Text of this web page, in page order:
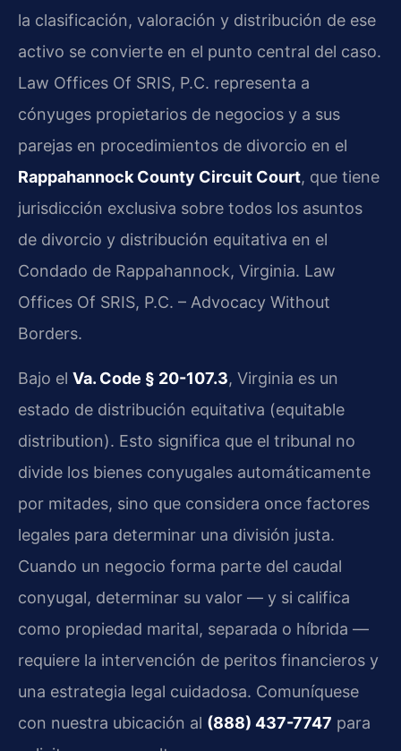
la clasificación, valoración y distribución de ese
activo se convierte en el punto central del caso.
Law Offices Of SRIS, P.C. representa a
cónyuges propietarios de negocios y a sus
parejas en procedimientos de divorcio en el
Rappahannock County Circuit Court, que tiene
jurisdicción exclusiva sobre todos los asuntos
de divorcio y distribución equitativa en el
Condado de Rappahannock, Virginia. Law
Offices Of SRIS, P.C. – Advocacy Without
Borders.
Bajo el Va. Code § 20-107.3, Virginia es un
estado de distribución equitativa (equitable
distribution). Esto significa que el tribunal no
divide los bienes conyugales automáticamente
por mitades, sino que considera once factores
legales para determinar una división justa.
Cuando un negocio forma parte del caudal
conyugal, determinar su valor — y si califica
como propiedad marital, separada o híbrida —
requiere la intervención de peritos financieros y
una estrategia legal cuidadosa. Comuníquese
con nuestra ubicación al (888) 437-7747 para